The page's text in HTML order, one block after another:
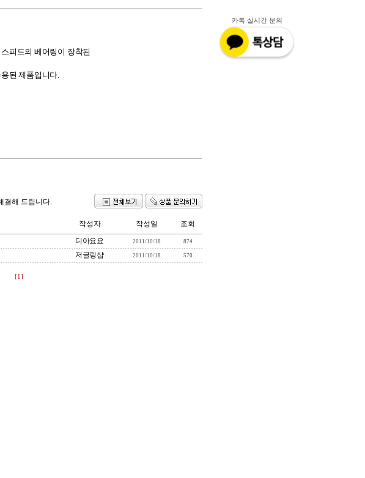
피드의 베어링이 장착된
된 제품입니다.
결해 드립니다.
작성자 작성일 조회
디아요요 2011/10/18 874
저글링샵 2011/10/18 570
[1]
카톡 실시간 문의